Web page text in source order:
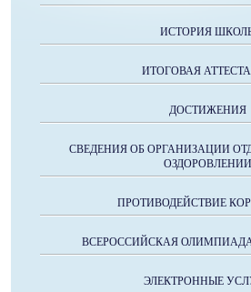
ИСТОРИЯ
ИТОГОВАЯ
ДОСТИЖЕНИЯ
СВЕДЕНИЯ ОБ ОРГАНИЗАЦИИ
ОЗДОРОВЛЕНИИ
ПРОТИВОДЕЙСТВИЕ
ВСЕРОССИЙСКАЯ
ЭЛЕКТРОННЫЕ